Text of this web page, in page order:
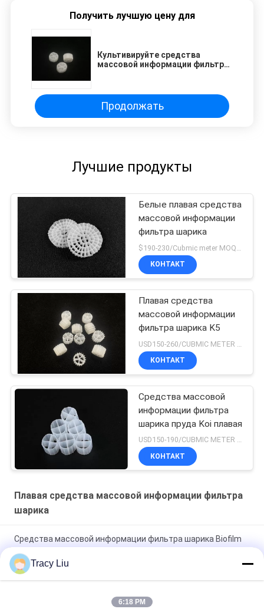
Получить лучшую цену для
Культивируйте средства
массовой информации фильтра
Продолжать
Лучшие продукты
Белые плавая средства
массовой информации
фильтра шарика
КОНТАКТ
Плавая средства
массовой информации
фильтра шарика K5
КОНТАКТ
Средства массовой
информации фильтра
шарика пруда Koi плавая
USD150-190/CUBMIC METER MOQ:1CubmicMeter
КОНТАКТ
Плавая средства массовой информации фильтра
шарика
Средства массовой информации фильтра шарика Biofilm
Y5 плавая 16mmX10mm белое
Белые средства массовой информации фильтра двигая
Tracy Liu
6:18 PM